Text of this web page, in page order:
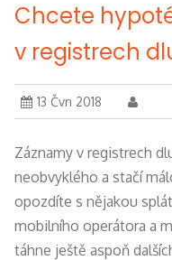
Chcete
v registrech
13 Čvn 2018
Záznamy v registrech
neobvyklého a stačí
opozdíte s nějakou
mobilního operátora a
táhne ještě aspoň